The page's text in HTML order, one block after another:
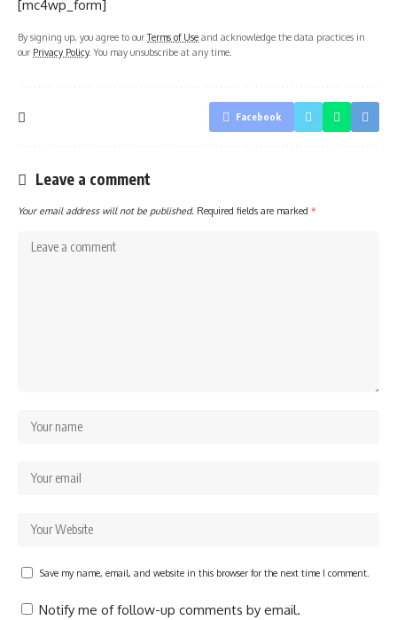
[mc4wp_form]
By signing up, you agree to ourTerms of Use and acknowledge the data practices in
our Privacy Policy. You may unsubscribe at any time.
Facebook
Leave a comment
Your email address will not be published. Required fields are marked *
Save my name, email, and website in this browser for the next time I comment.
Notify me of follow-up comments by email.